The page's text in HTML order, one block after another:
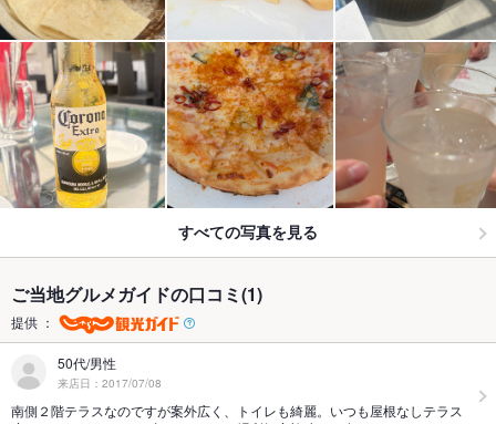
すべての写真を見る
ご当地グルメガイドの口コミ(1)
提供 ：
50代/男性
来店日：2017/07/08
南側２階テラスなのですが案外広く、トイレも綺麗。いつも屋根なしテラス